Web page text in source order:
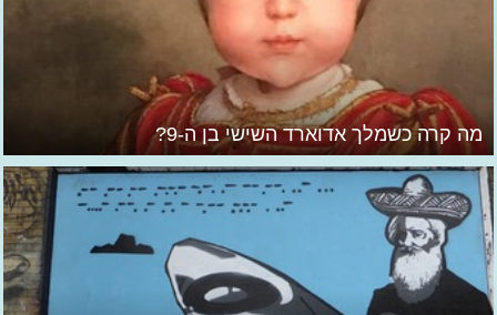
מה קרה כשמלך אדוארד השישי בן ה-9?